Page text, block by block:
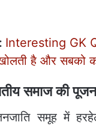
Interesting GK
है और सबको
समाज की
समूह में